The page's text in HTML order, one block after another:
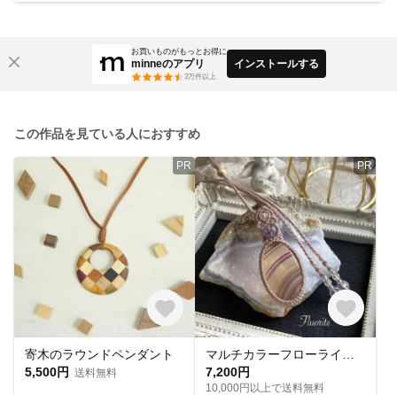
お買いものがもっとお得に
minneのアプリ
3万件以上
インストールする
この作品を見ている人におすすめ
PR
寄木のラウンドペンダント
5,500円 送料無料
PR
7,200円
10,000円以上で送料無料